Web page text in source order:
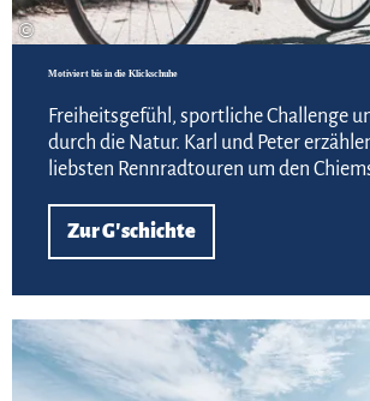
©
Motiviert bis in die Klickschuhe
Freiheitsgefühl, sportliche Challenge
durch die Natur. Karl und Peter
liebsten Rennradtouren um den
Zur G'schichte